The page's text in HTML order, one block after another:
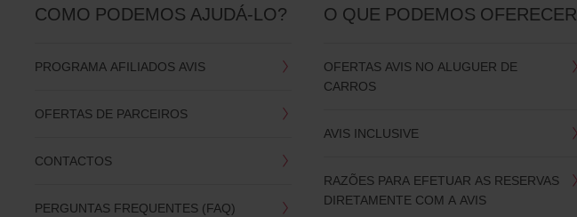
COMO PODEMOS AJUDÁ-LO?
PROGRAMA AFILIADOS AVIS
OFERTAS DE PARCEIROS
CONTACTOS
PERGUNTAS FREQUENTES (FAQ)
O QUE PODEMOS OFERECER
OFERTAS AVIS NO ALUGUER DE
CARROS
AVIS INCLUSIVE
RAZÕES PARA EFETUAR AS RESERVAS
DIRETAMENTE COM A AVIS